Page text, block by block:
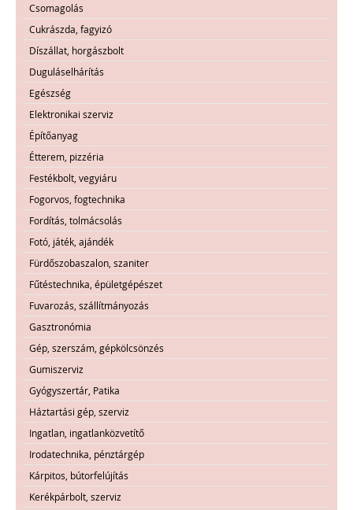
Csomagolás
Cukrászda, fagyizó
Díszállat, horgászbolt
Duguláselhárítás
Egészség
Elektronikai szerviz
Építőanyag
Étterem, pizzéria
Festékbolt, vegyiáru
Fogorvos, fogtechnika
Fordítás, tolmácsolás
Fotó, játék, ajándék
Fürdőszobaszalon, szaniter
Fűtéstechnika, épületgépészet
Fuvarozás, szállítmányozás
Gasztronómia
Gép, szerszám, gépkölcsönzés
Gumiszerviz
Gyógyszertár, Patika
Háztartási gép, szerviz
Ingatlan, ingatlanközvetítő
Irodatechnika, pénztárgép
Kárpitos, bútorfelújítás
Kerékpárbolt, szerviz